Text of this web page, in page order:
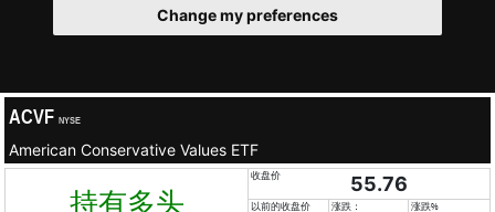
Change my preferences
ACVF NYSE
American Conservative Values ETF
持有多头
收盘价 55.76
以前的收盘价 涨跌： 涨跌%